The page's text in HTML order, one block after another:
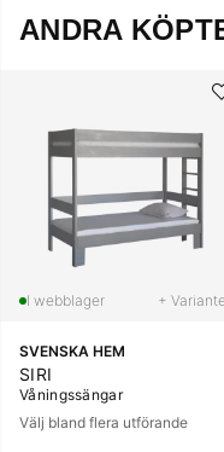
ANDRA
+
SVENSKA HEM
SIRI
Våningssängar
Välj bland flera utförande